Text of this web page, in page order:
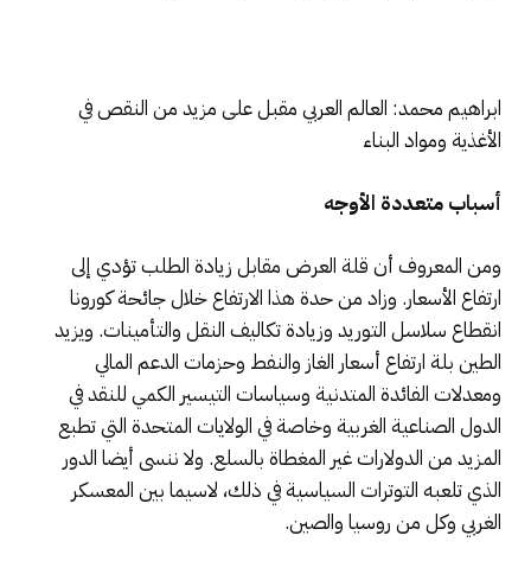
ابراهيم محمد: العالم العربي مقبل على مزيد من النقص في
الأغذية ومواد البناء
أسباب متعددة الأوجه
ومن المعروف أن قلة العرض مقابل زيادة الطلب تؤدي إلى
ارتفاع الأسعار. وزاد من حدة هذا الارتفاع خلال جائحة كورونا
انقطاع سلاسل التوريد وزيادة تكاليف النقل والتأمينات. ويزيد
الطين بلة ارتفاع أسعار الغاز والنفط وحزمات الدعم المالي
ومعدلات الفائدة المتدنية وسياسات التيسير الكمي للنقد في
الدول الصناعية الغربية وخاصة في الولايات المتحدة التي تطبع
المزيد من الدولارات غير المغطاة بالسلع. ولا ننسى أيضا الدور
الذي تلعبه التوترات السياسية في ذلك، لاسيما بين المعسكر
الغربي وكل من روسيا والصين.